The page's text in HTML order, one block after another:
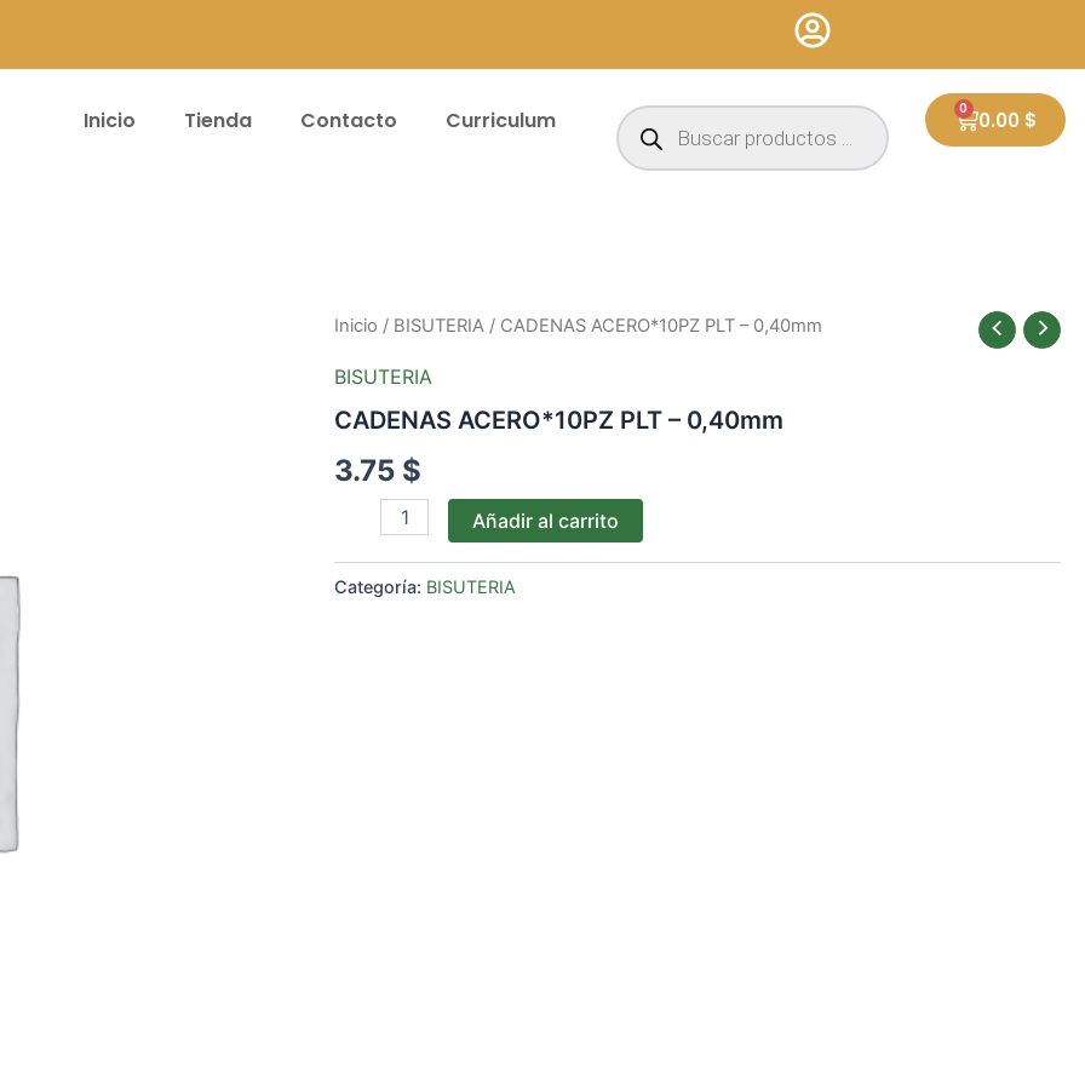
Inicio Tienda Contacto Curriculum
Búsqueda
de
productos
0.00 $
0
Cart
Inicio / BISUTERIA / CADENAS ACERO*10PZ PLT – 0,40mm
BISUTERIA
CADENAS ACERO*10PZ PLT – 0,40mm
3.75 $
CADENAS
PLT
0,40mm
Añadir al carrito
Categoría: BISUTERIA